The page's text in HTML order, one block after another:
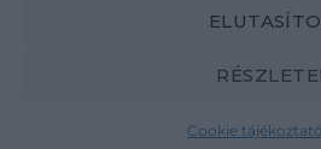
Cookie tájékoztató
Copyright 2026 ©